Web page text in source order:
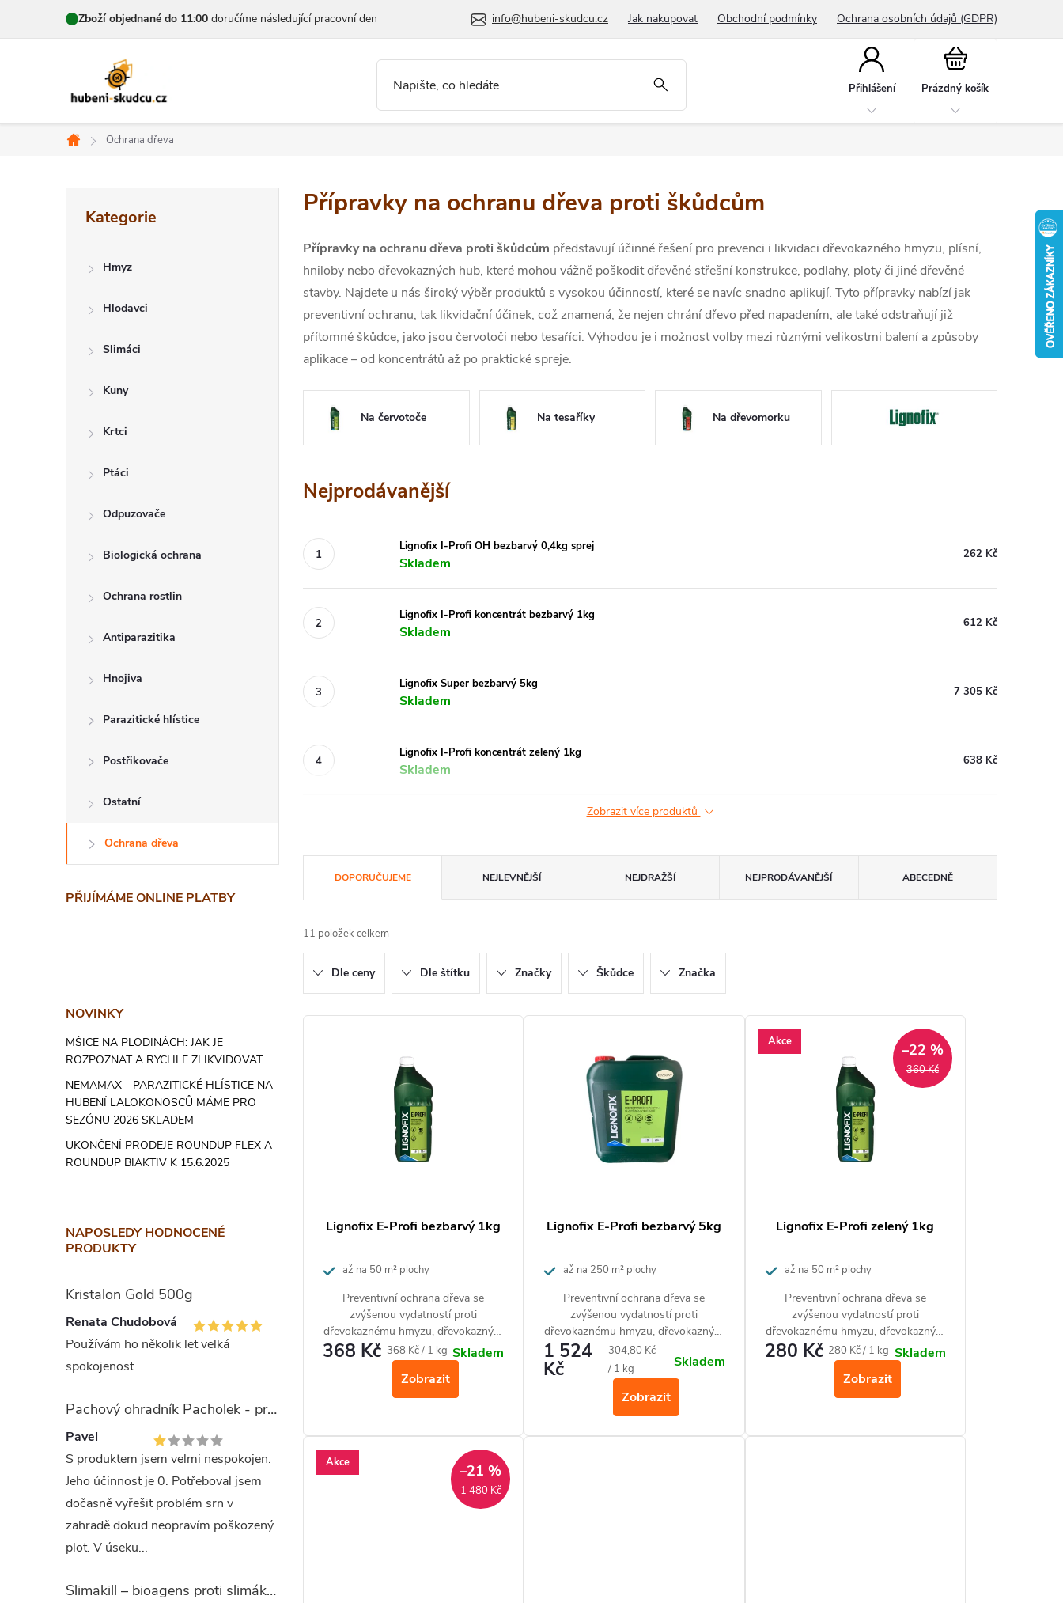
Zboží objednané do 11:00 doručíme následující pracovní den info@hubeni-skudcu.cz Jak nakupovat Obchodní podmínky Ochrana osobních údajů (GDPR)
Přihlášení
Nákupní
Prázdný košík
Domů
Ochrana dřeva
kategorie
Kategorie
Hmyz
Hlodavci
Slimáci
Kuny
Krtci
Ptáci
Odpuzovače
Biologická ochrana
Ochrana rostlin
Antiparazitika
Hnojiva
Parazitické hlístice
Postřikovače
Ostatní
Ochrana dřeva
PŘIJÍMÁME ONLINE PLATBY
NOVINKY
MŠICE NA PLODINÁCH: JAK JE
ROZPOZNAT A RYCHLE ZLIKVIDOVAT
NEMAMAX - PARAZITICKÉ HLÍSTICE NA
HUBENÍ LALOKONOSCŮ MÁME PRO
SEZÓNU 2026 SKLADEM
UKONČENÍ PRODEJE ROUNDUP FLEX A
ROUNDUP BIAKTIV K 15.6.2025
NAPOSLEDY HODNOCENÉ
PRODUKTY
Kristalon Gold 500g
Renata Chudobová
Používám ho několik let velká
spokojenost
Pachový ohradník Pacholek - proti vysoké zvěři
Pavel
S produktem jsem velmi nespokojen.
Jeho účinnost je 0. Potřeboval jsem
dočasně vyřešit problém srn v
zahradě dokud neopravím poškozený
plot. V úseku...
Slimakill – bioagens proti slimákům (12 mil.)
Přípravky na ochranu dřeva proti škůdcům
Přípravky na ochranu dřeva proti škůdcům představují účinné řešení pro prevenci i likvidaci dřevokazného hmyzu, plísní,
hniloby nebo dřevokazných hub, které mohou vážně poškodit dřevěné střešní konstrukce, podlahy, ploty či jiné dřevěné
stavby. Najdete u nás široký výběr produktů s vysokou účinností, které se navíc snadno aplikují. Tyto přípravky nabízí jak
preventivní ochranu, tak likvidační účinek, což znamená, že nejen chrání dřevo před napadením, ale také odstraňují již
přítomné škůdce, jako jsou červotoči nebo tesaříci. Výhodou je i možnost volby mezi různými velikostmi balení a způsoby
aplikace – od koncentrátů až po praktické spreje.
Na červotoče Na tesaříky Na dřevomorku
Nejprodávanější
Lignofix I-Profi OH bezbarvý 0,4kg sprej
Skladem
262 Kč
Lignofix I-Profi koncentrát bezbarvý 1kg
Skladem
612 Kč
Lignofix Super bezbarvý 5kg
Skladem
7 305 Kč
Lignofix I-Profi koncentrát zelený 1kg
Skladem
638 Kč
Zobrazit více produktů
a
z
e
n
í
DOPORUČUJEME NEJLEVNĚJŠÍ NEJDRAŽŠÍ NEJPRODÁVANĚJŠÍ ABECEDNĚ
11 položek celkem
Dle ceny Dle štítku Značky Škůdce Značka
Lignofix E-Profi bezbarvý 1kg
až na 50 m² plochy
Preventivní ochrana dřeva se
zvýšenou vydatností proti
dřevokaznému hmyzu, dřevokazným
a dřevozbarvujícím houbám a
plísním.
368 Kč Měrná
368 Kč / 1 kg Skladem
Zobrazit
Lignofix E-Profi bezbarvý 5kg
až na 250 m² plochy
Preventivní ochrana dřeva se
zvýšenou vydatností proti
dřevokaznému hmyzu, dřevokazným
a dřevozbarvujícím houbám a
plísním.
1 524
Kč
Měrná
cena:
304,80 Kč
/ 1 kg
Skladem
Zobrazit
Akce
360 Kč
–22 %
Lignofix E-Profi zelený 1kg
až na 50 m² plochy
Preventivní ochrana dřeva se
zvýšenou vydatností proti
dřevokaznému hmyzu, dřevokazným
a dřevozbarvujícím houbám a
plísním.
280 Kč Měrná
280 Kč / 1 kg Skladem
Zobrazit
Akce
1 480 Kč
–21 %